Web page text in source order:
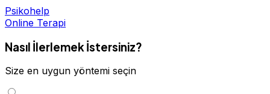
Psikohelp
Online Terapi
Nasıl İlerlemek İstersiniz?
Size en uygun yöntemi seçin